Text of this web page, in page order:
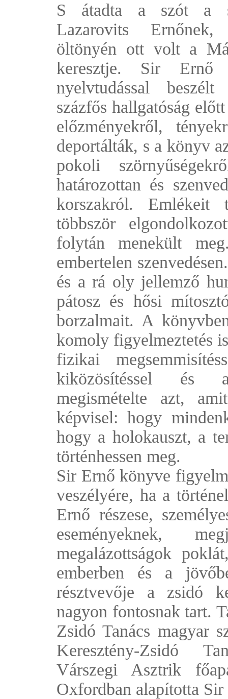
S átadta a szót a
Lazarovits
öltönyén ott volt a
keresztje. Sir Ernő
nyelvtudással
százfős hallgatóság
előzményekről,
deportálták, s a könyv
pokoli
határozottan és
korszakról.
többször
folytán menekült
embertelen
és a rá oly jellemző
pátosz és hősi
borzalmait. A
komoly figyelmeztetés
fizikai
kiközösítéssel és
megismételte azt,
képvisel: hogy
hogy a holokauszt, a
történhessen meg.
Sir Ernő könyve
veszélyére, ha a
Ernő részese,
eseményeknek,
megalázottságok
emberben és a
résztvevője a zsidó
nagyon fontosnak tart.
Zsidó Tanács magyar
Keresztény-Zsidó
Várszegi Asztrik
Oxfordban alapította